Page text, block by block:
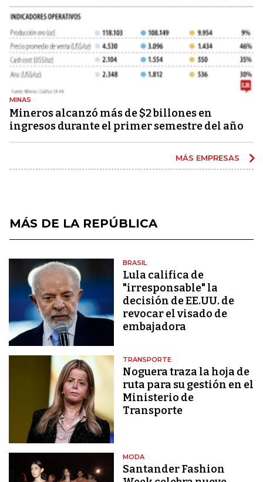
MINAS
Mineros alcanzó más de $2 billones en
ingresos durante el primer semestre del año
MÁS EMPRESAS
MÁS DE LA REPÚBLICA
BRASIL
Lula califica de
"irresponsable" la
decisión de EE.UU. de
revocar el visado de
embajadora
TRANSPORTE
Noguera traza la hoja de
ruta para su gestión en el
Ministerio de
Transporte
MODA
Santander Fashion